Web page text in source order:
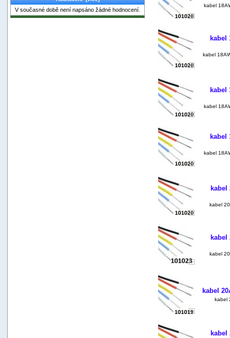
V současné době není napsáno žádné hodnocení.
kabel
kabel
kabel
kabel
kabel
kabel
kabel
kabel
kabel
kabel
kabel
kabel
kabel
kabel